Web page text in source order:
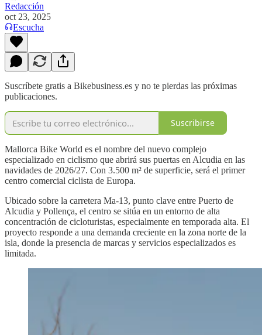
Redacción
oct 23, 2025
Escucha
Suscríbete gratis a Bikebusiness.es y no te pierdas las próximas
publicaciones.
Suscribirse
Mallorca Bike World es el nombre del nuevo complejo
especializado en ciclismo que abrirá sus puertas en Alcudia en las
navidades de 2026/27. Con 3.500 m² de superficie, será el primer
centro comercial ciclista de Europa.
Ubicado sobre la carretera Ma-13, punto clave entre Puerto de
Alcudia y Pollença, el centro se sitúa en un entorno de alta
concentración de cicloturistas, especialmente en temporada alta. El
proyecto responde a una demanda creciente en la zona norte de la
isla, donde la presencia de marcas y servicios especializados es
limitada.